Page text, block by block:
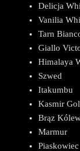
Delicja
Vanilia
Tarn
Giallo
Himalaya
Szwed
Itakumbu
Kasmir
Brąz
Marmur
Piaskowiec